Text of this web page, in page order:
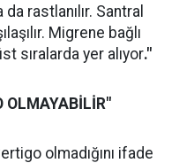
rastlanılır. Santral
Migrene bağlı
sıralarda yer alıyor."
OLMAYABİLİR"
olmadığını ifade